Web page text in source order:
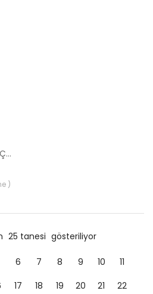
BİJON SOMUNU UNİVERSAL ÇELİK JANT 17 KALIN DİŞ 02913-YS
)
25 tanesi gösteriliyor
6 7 8 9 10
11
17 18 19 20 21
22